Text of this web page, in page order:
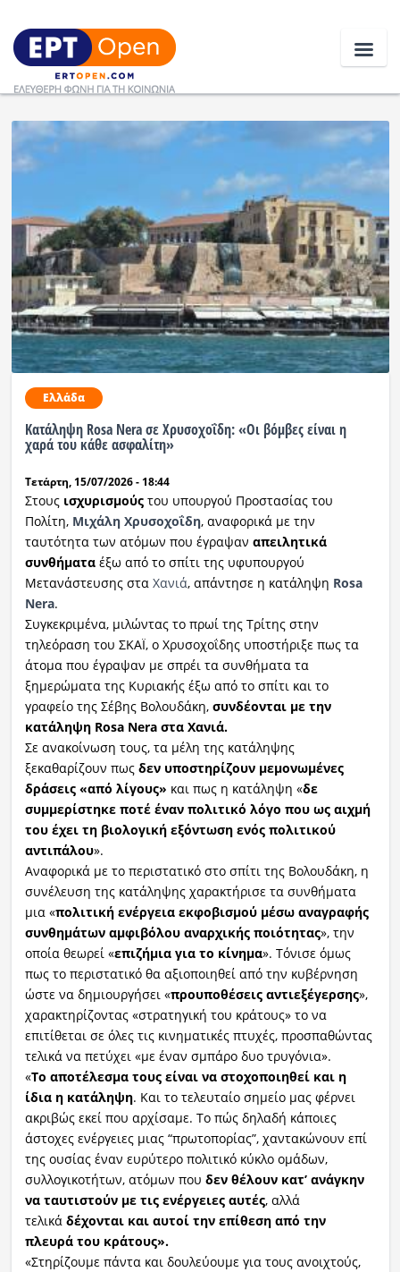
Ειδήσεις
Κοινωνία
Πολιτική
Οικονομία
Αθλητικά
Ραδιόφωνο LIVE
Εκπομπές
Πολιτισμός
Ελλάδα
Κατάληψη Rosa Nera σε Χρυσοχοΐδη: «Οι βόμβες είναι η
χαρά του κάθε ασφαλίτη»
Τετάρτη, 15/07/2026 - 18:44
Στους ισχυρισμούςτου υπουργού Προστασίας του
Πολίτη, Μιχάλη Χρυσοχοΐδη, αναφορικά με την
ταυτότητα των ατόμων που έγραψαν απειλητικά
συνθήματαέξω από το σπίτι της υφυπουργού
Μετανάστευσης στα Χανιά, απάντησε η κατάληψη Rosa
Nera.
Συγκεκριμένα, μιλώντας το πρωί της Τρίτης στην
τηλεόραση του ΣΚΑΪ, ο Χρυσοχοΐδης υποστήριξε πως τα
άτομα που έγραψαν με σπρέι τα συνθήματα τα
ξημερώματα της Κυριακής έξω από το σπίτι και το
γραφείο της Σέβης Βολουδάκη, συνδέονται με την
κατάληψη Rosa Nera στα Χανιά.
Σε ανακοίνωση τους, τα μέλη της κατάληψης
ξεκαθαρίζουν πως δεν υποστηρίζουν μεμονωμένες
δράσεις «από λίγους» και πως η κατάληψη «δε
συμμερίστηκε ποτέ έναν πολιτικό λόγο που ως αιχμή
του έχει τη βιολογική εξόντωση ενός πολιτικού
αντιπάλου».
Αναφορικά με το περιστατικό στο σπίτι της Βολουδάκη, η
συνέλευση της κατάληψης χαρακτήρισε τα συνθήματα
μια «πολιτική ενέργεια εκφοβισμού μέσω αναγραφής
συνθημάτων αμφιβόλου αναρχικής ποιότητας», την
οποία θεωρεί «επιζήμια για το κίνημα». Τόνισε όμως
πως το περιστατικό θα αξιοποιηθεί από την κυβέρνηση
ώστε να δημιουργήσει «προυποθέσεις αντιεξέγερσης»,
χαρακτηρίζοντας «στρατηγική του κράτους» το να
επιτίθεται σε όλες τις κινηματικές πτυχές, προσπαθώντας
τελικά να πετύχει «με έναν σμπάρο δυο τρυγόνια».
«Το αποτέλεσμα τους είναι να στοχοποιηθεί και η
ίδια η κατάληψη. Και το τελευταίο σημείο μας φέρνει
ακριβώς εκεί που αρχίσαμε. Το πώς δηλαδή κάποιες
άστοχες ενέργειες μιας “πρωτοπορίας”, χαντακώνουν επί
της ουσίας έναν ευρύτερο πολιτικό κύκλο ομάδων,
συλλογικοτήτων, ατόμων που δεν θέλουν κατ’ ανάγκην
να ταυτιστούν με τις ενέργειες αυτές, αλλά
τελικάδέχονται και αυτοί την επίθεση από την
πλευρά του κράτους».
«Στηρίζουμε πάντα και δουλεύουμε για τους ανοιχτούς,